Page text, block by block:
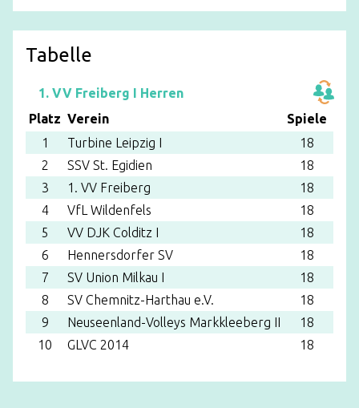
Tabelle
Platz Verein Spiele
1
Turbine Leipzig I 18
2
SSV St. Egidien 18
3
1. VV Freiberg 18
4
VfL Wildenfels 18
5
VV DJK Colditz I 18
6
Hennersdorfer SV 18
7
SV Union Milkau I 18
8
SV Chemnitz-Harthau e.V. 18
9
Neuseenland-Volleys Markkleeberg II 18
10
GLVC 2014 18